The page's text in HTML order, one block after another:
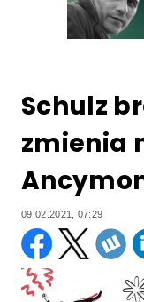
Schulz
zmienia
09.02.2021, 07:29